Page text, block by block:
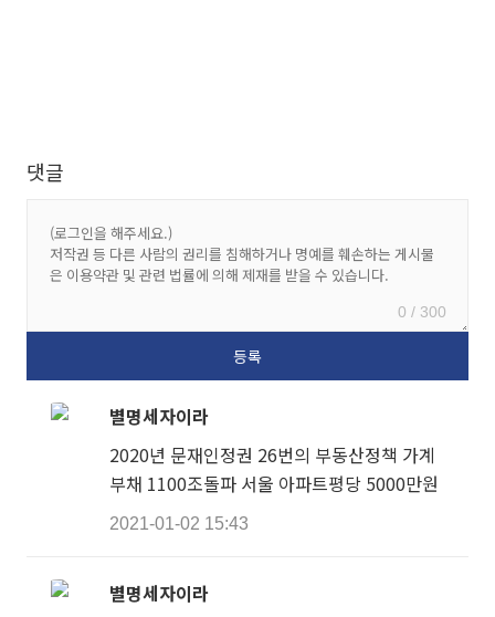
댓글
0 / 300
별명세자이라
2020년 문재인정권 26번의 부동산정책 가계
부채 1100조돌파 서울 아파트평당 5000만원
2021-01-02 15:43
별명세자이라